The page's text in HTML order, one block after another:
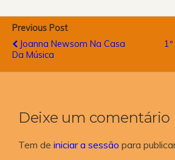
Previous Post
Joanna Newsom Na Casa
Da Música
Deixe um comentário
Tem de iniciar a sessão para